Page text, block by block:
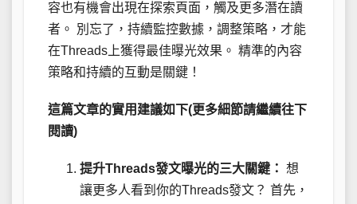
容也有機會出現在探索頁面，觸及更多潛在讀
者。 別忘了，持續監控數據，調整策略，才能
在Threads上獲得最佳曝光效果。 精準的內容
策略和持續的互動是關鍵！
這篇文章的實用建議如下(更多細節請繼續往下
閱讀)
提升Threads發文曝光的三大關鍵： 想
讓更多人看到你的Threads發文？ 首先，